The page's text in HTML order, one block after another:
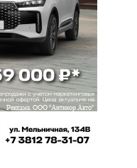
с Омском и
вся суть. Им здесь не
У них развязаны руки.
забирают все
Заработают, через 5
вызывала не
Зеленый остров,